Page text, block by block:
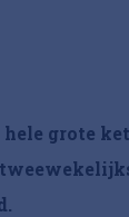
hele grote